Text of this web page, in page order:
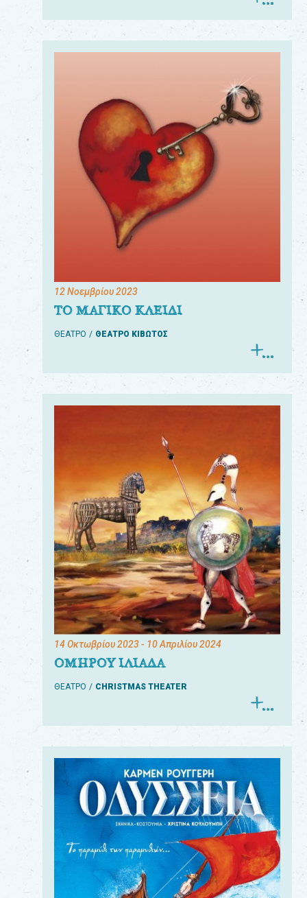
12 Νοεμβρίου 2023
ΤΟ ΜΑΓΙΚΟ ΚΛΕΙΔΙ
ΘΕΑΤΡΟ ΘΕΑΤΡΟ ΚΙΒΩΤΟΣ
14 Οκτωβρίου 2023- 10 Απριλίου 2024
ΟΜΗΡΟΥ ΙΛΙΑΔΑ
ΘΕΑΤΡΟ CHRISTMAS THEATER